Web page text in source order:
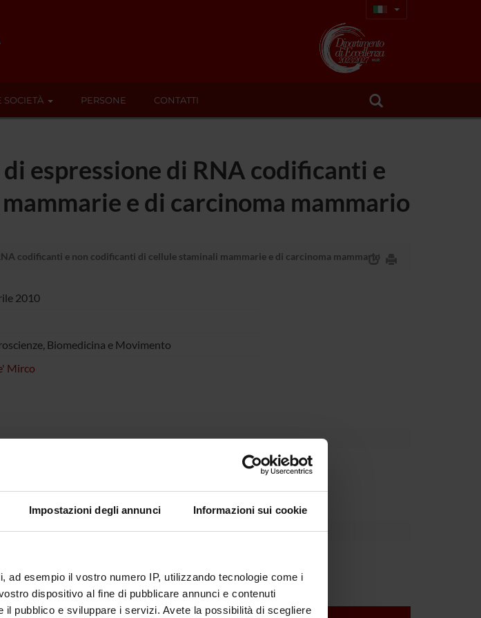
Impostazioni degli annunci Informazioni sui cookie
ad esempio il vostro numero IP, utilizzando tecnologie come i
dispositivo al fine di pubblicare annunci e contenuti
pubblico e sviluppare i servizi. Avete la possibilità di scegliere
SOCIETÀ PERSONE CONTATTI
espressione di RNA codificanti e
e di carcinoma mammario
codificanti e non codificanti di cellule staminali mammarie e di carcinoma mammario
2010
Biomedicina e Movimento
Mirco